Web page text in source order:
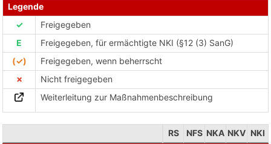
Legende
✓
Freigegeben
E
Freigegeben, für ermächtigte NKI (§12 (3) SanG)
(✓)
Freigegeben, wenn beherrscht
✗
Nicht freigegeben
Weiterleitung zur Maßnahmenbeschreibung
RS NFS NKA NKV NKI